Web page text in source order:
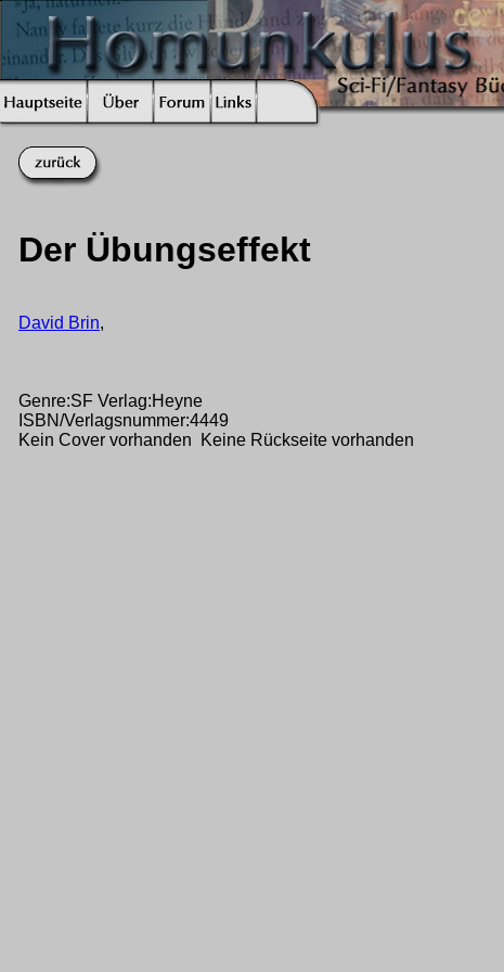
Der Übungseffekt
David Brin,
Genre:SF Verlag:Heyne
ISBN/Verlagsnummer:4449
Kein Cover vorhanden Keine Rückseite vorhanden